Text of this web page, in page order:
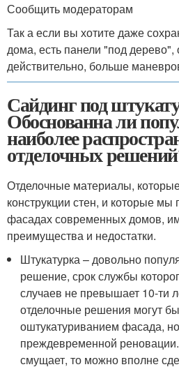
Сообщить модераторам
Так а если вы хотите даже
дома, есть панели "под дерево",
действительно, больше
Сайдинг под
Обоснованна ли
наиболее
отделочных
Отделочные материалы,
конструкции стен, и которые мы
фасадах современных домов,
преимущества и недостатки.
Штукатурка – довольно
решение, срок службы
случаев не превышает 10-ти
отделочные решения могут
оштукатуриванием фасада,
преждевременной
смущает, то можно вполне